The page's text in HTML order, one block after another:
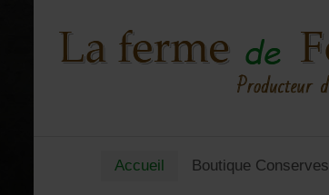
Accueil Boutique Conserves